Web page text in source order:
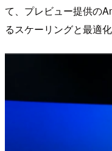
て、プレビュー提供の
るスケーリングと最適